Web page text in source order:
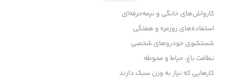
کارواش‌های خانگی و نیمه‌حرفه‌ای
استفاده‌های روزمره و هفتگی
شستشوی خودروهای شخصی
نظافت باغ، حیاط و محوطه
کارهایی که نیاز به وزن سبک دارند